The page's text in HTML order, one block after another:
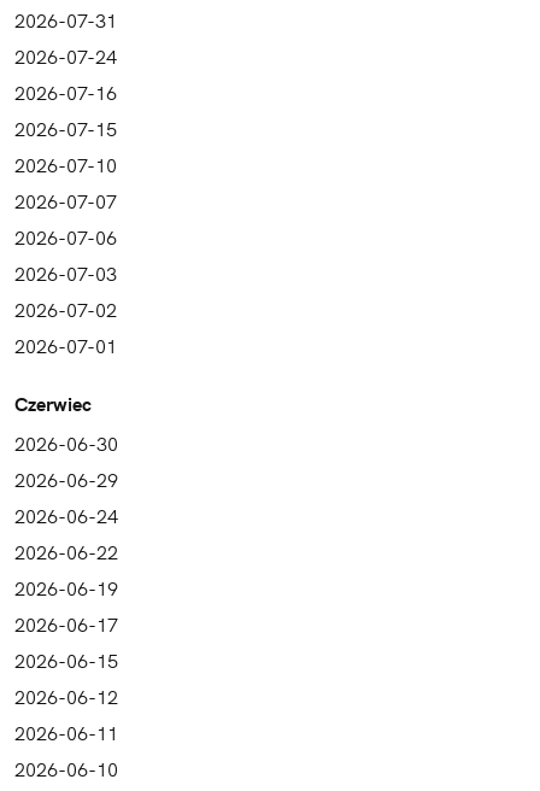
2026-07-31
2026-07-24
2026-07-16
2026-07-15
2026-07-10
2026-07-07
2026-07-06
2026-07-03
2026-07-02
2026-07-01
Czerwiec
2026-06-30
2026-06-29
2026-06-24
2026-06-22
2026-06-19
2026-06-17
2026-06-15
2026-06-12
2026-06-11
2026-06-10